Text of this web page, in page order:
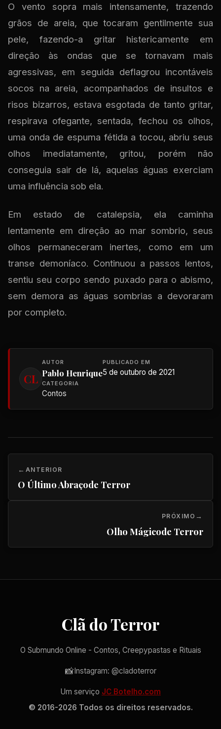
O vento sopra mais intensamente, trazendo
grãos de areia, que tocaram gentilmente sua
pele, fazendo-a gritar histericamente em
direção às ondas que se tornavam mais
agressivas, em seguida deflagrou incontáveis
socos na areia, acompanhados de insultos e
risos bizarros, estava esgotada de tanto gritar,
respirava ofegante, sentada, fechou os olhos,
uma onda de espuma fétida a tocou, abriu seus
olhos imediatamente, gritou, porém não
conseguia sair de lá, aquelas águas exerciam
uma influência sob ela.
Em estado de catalepsia, ela caminha
lentamente em direção ao mar sombrio, seus
olhos permaneceram inertes, como em um
transe demoníaco. Continuou a passos lentos,
sentiu seu corpo sendo puxado para o abismo,
sem demora as águas sombrias a devoraram
por completo.
CL
AUTOR
Pablo Henrique
PUBLICADO EM
5 de outubro de 2021
CATEGORIA
Contos
ANTERIOR
O Último Abraçode Terror
PRÓXIMO
Olho Mágicode Terror
Clã do Terror
O Submundo Online - Contos, Creepypastas e Rituais
📸Instagram: @cladoterror
Um serviço JC Botelho.com
© 2016-2026 Todos os direitos reservados.